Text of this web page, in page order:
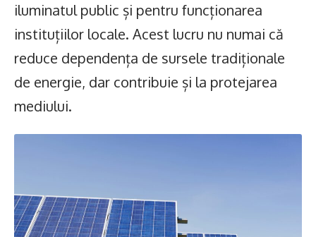
iluminatul public și pentru funcționarea
instituțiilor locale. Acest lucru nu numai că
reduce dependența de sursele tradiționale
de energie, dar contribuie și la protejarea
mediului.